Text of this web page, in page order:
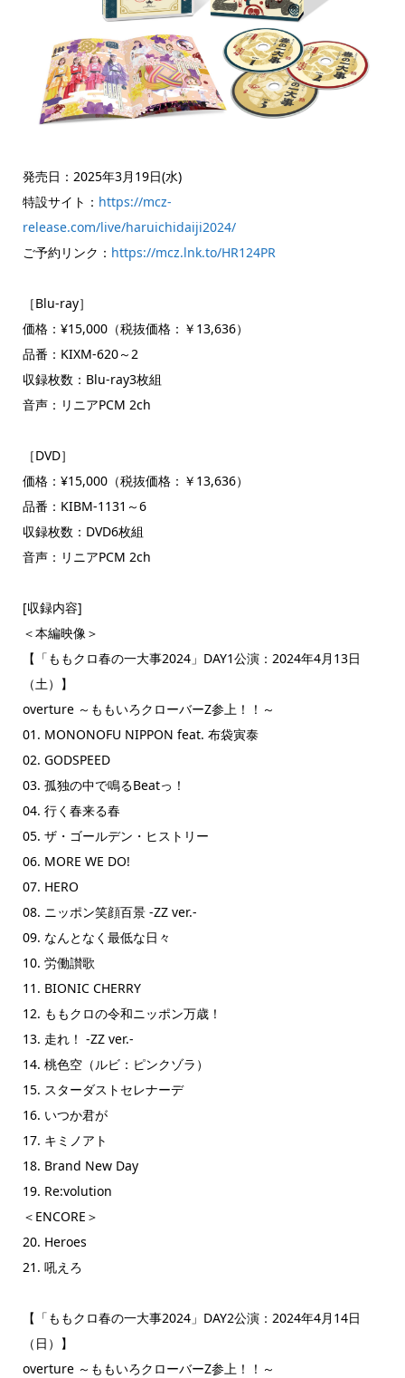
発売日：2025年3月19日(水)
特設サイト： https://mcz-
release.com/live/haruichidaiji2024/
ご予約リンク： https://mcz.lnk.to/HR124PR
［Blu-ray］
価格：¥15,000（税抜価格：￥13,636）
品番：KIXM-620～2
収録枚数：Blu-ray3枚組
音声：リニアPCM 2ch
［DVD］
価格：¥15,000（税抜価格：￥13,636）
品番：KIBM-1131～6
収録枚数：DVD6枚組
音声：リニアPCM 2ch
[収録内容]
＜本編映像＞
【「ももクロ春の一大事2024」DAY1公演：2024年4月13日
（土）】
overture ～ももいろクローバーZ参上！！～
01. MONONOFU NIPPON feat. 布袋寅泰
02. GODSPEED
03. 孤独の中で鳴るBeatっ！
04. 行く春来る春
05. ザ・ゴールデン・ヒストリー
06. MORE WE DO!
07. HERO
08. ニッポン笑顔百景 -ZZ ver.-
09. なんとなく最低な日々
10. 労働讃歌
11. BIONIC CHERRY
12. ももクロの令和ニッポン万歳！
13. 走れ！ -ZZ ver.-
14. 桃色空（ルビ：ピンクゾラ）
15. スターダストセレナーデ
16. いつか君が
17. キミノアト
18. Brand New Day
19. Re:volution
＜ENCORE＞
20. Heroes
21. 吼えろ
【「ももクロ春の一大事2024」DAY2公演：2024年4月14日
（日）】
overture ～ももいろクローバーZ参上！！～